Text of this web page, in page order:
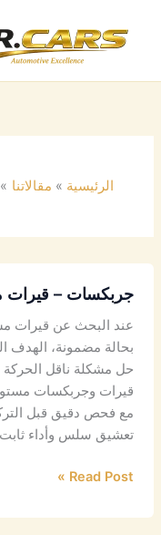
المحتوى
الرئيسية مقالاتنا
جربكسات – قيرات
عند البحث عن قيرات
بحالة مضمونة، الهدف
حل مشكلة ناقل
قيرات وجربكسات
مع فحص دقيق قبل
تعشيق سلس وأداء
Read Post »